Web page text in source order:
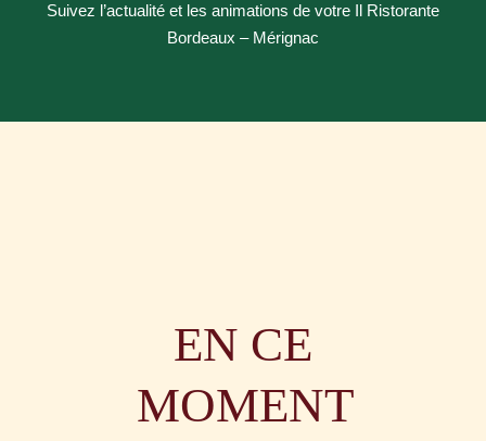
Suivez l’actualité et les animations de votre Il Ristorante
Bordeaux – Mérignac
EN CE
MOMENT